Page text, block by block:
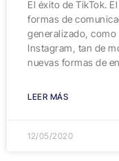
El éxito de TikTok.
formas de
generalizado,
Instagram, tan de
nuevas formas de
LEER MÁS
12/05/2020